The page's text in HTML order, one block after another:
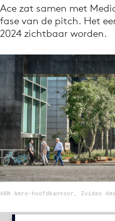
Volg het laatste
Menu
Home
9 sept: GenAI-training
12 nov: MarketingLive!
Adverteren
Events
Vacatures
Ace zat samen met
fase van de pitch. Het
2024 zichtbaar worden.
ABN Amro-hoofdkantoor, Zuidas